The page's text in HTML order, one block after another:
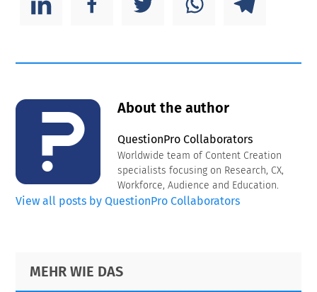
About the author
QuestionPro Collaborators
Worldwide team of Content Creation
specialists focusing on Research, CX,
Workforce, Audience and Education.
View all posts by QuestionPro Collaborators
Primary
Sidebar
Footer
MEHR WIE DAS